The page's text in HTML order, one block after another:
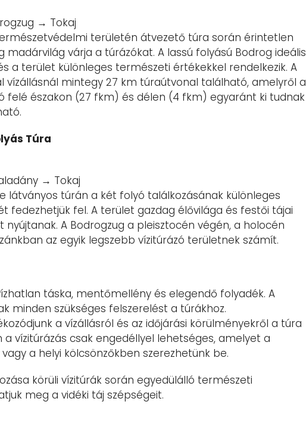
→ Tokaj
területén átvezető túra során érintetlen
madárvilág várja a túrázókat. A lassú folyású Bodrog ideális
a terület különleges természeti értékekkel rendelkezik. A
vízállásnál mintegy 27 km túraútvonal található, amelyről a
felé északon (27 fkm) és délen (4 fkm) egyaránt ki tudnak
Túra
→ Tokaj
látványos túrán a két folyó találkozásának különleges
fedezhetjük fel. A terület gazdag élővilága és festői tájai
A Bodrogzug a pleisztocén végén, a holocén
az egyik legszebb vízitúrázó területnek számít.
táska, mentőmellény és elegendő folyadék. A
minden szükséges felszerelést a túrákhoz.
a vízállásról és az időjárási körülményekről a túra
a vízitúrázás csak engedéllyel lehetséges, amelyet a
a helyi kölcsönzőkben szerezhetünk be.
körüli vízitúrák során egyedülálló természeti
meg a vidéki táj szépségeit.